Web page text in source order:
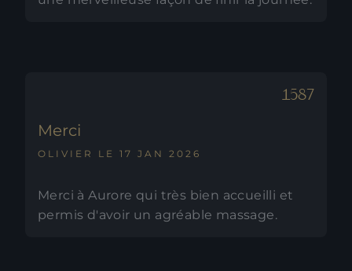
Merci
OLIVIER LE 17 JAN 2026
Merci à Aurore qui très bien accueilli et
permis d'avoir un agréable massage.